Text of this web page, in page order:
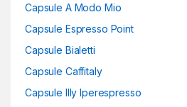
Capsule A Modo Mio
Capsule Espresso Point
Capsule Bialetti
Capsule Caffitaly
Capsule Illy Iperespresso